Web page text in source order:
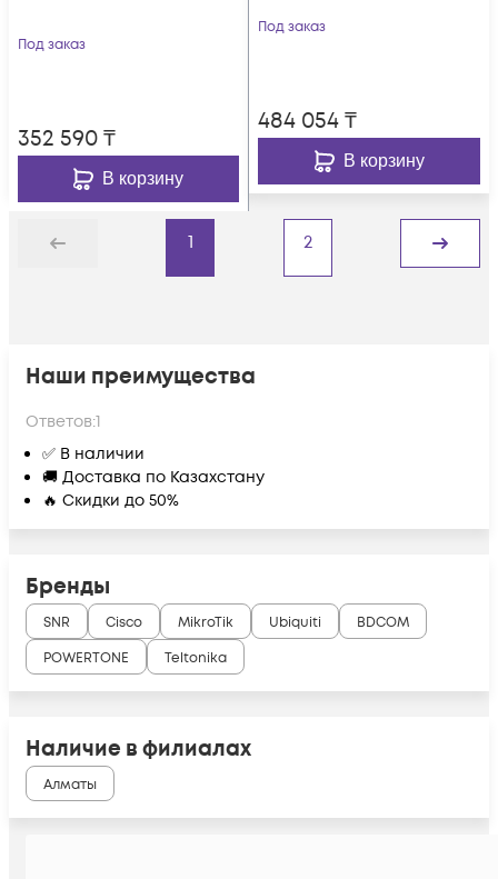
Под заказ
352 590₸
В корзину
Под заказ
484 054₸
В корзину
Назад
1 2
Дальше
Наши преимущества
Ответов:1
✅ В наличии
🚚 Доставка по Казахстану
🔥 Скидки до 50%
Бренды
SNR Cisco MikroTik Ubiquiti
BDCOM
POWERTONE
Teltonika
Наличие в филиалах
Алматы